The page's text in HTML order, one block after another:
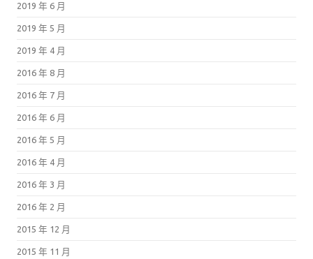
2019 年 6 月
2019 年 5 月
2019 年 4 月
2016 年 8 月
2016 年 7 月
2016 年 6 月
2016 年 5 月
2016 年 4 月
2016 年 3 月
2016 年 2 月
2015 年 12 月
2015 年 11 月